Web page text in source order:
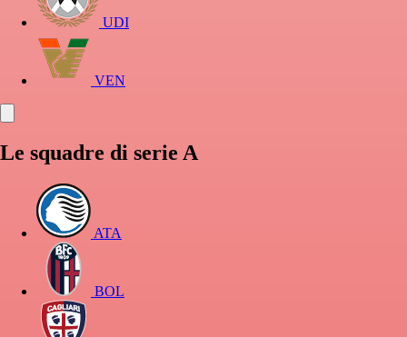
UDI
VEN
Le squadre di serie A
ATA
BOL